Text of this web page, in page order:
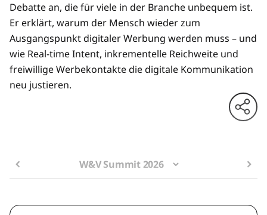
Debatte an, die für viele in der Branche unbequem ist.
Er erklärt, warum der Mensch wieder zum
Ausgangspunkt digitaler Werbung werden muss – und
wie Real-time Intent, inkrementelle Reichweite und
freiwillige Werbekontakte die digitale Kommunikation
neu justieren.
W&V Summit 2026